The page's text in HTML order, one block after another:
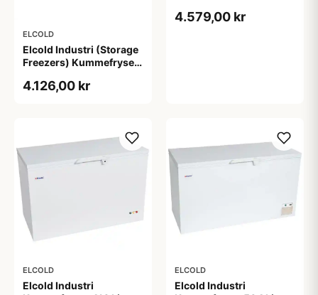
ELCOLD
Elcold Industri (Storage
Freezers) Kummefryser
4.126,00 kr
4.579,00 kr
ELCOLD
Elcold Industri
ELCOLD
Elcold Industri